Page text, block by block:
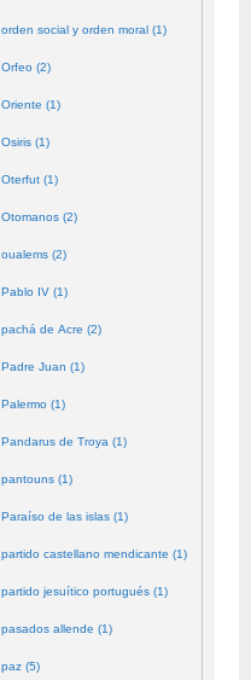
orden social y orden moral (1)
Orfeo (2)
Oriente (1)
Osiris (1)
Oterfut (1)
Otomanos (2)
oualems (2)
Pablo IV (1)
pachá de Acre (2)
Padre Juan (1)
Palermo (1)
Pandarus de Troya (1)
pantouns (1)
Paraíso de las islas (1)
partido castellano mendicante (1)
partido jesuítico portugués (1)
pasados allende (1)
paz (5)